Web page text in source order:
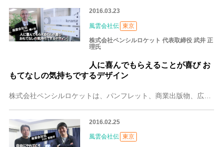
2016.03.23
風雲会社伝 東京
株式会社ペンシルロケット 代表取締役 武井 正
理氏
人に喜んでもらえることが喜び お
もてなしの気持ちでするデザイン
株式会社ペンシルロケットは、パンフレット、商業出版物、広告、販促ツールのなどのデザインを手掛けるデザイン会社です。代表取締役 武井 正理(たけい まさよし)氏は
2016.02.25
風雲会社伝 東京